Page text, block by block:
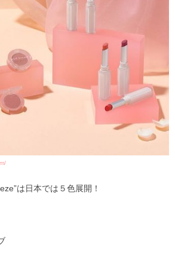
は日本では５色展開！